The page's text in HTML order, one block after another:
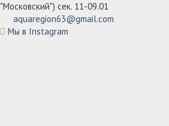
"Московский") сек. 11-09.01
aquaregion63@gmail.com
Мы в Instagram